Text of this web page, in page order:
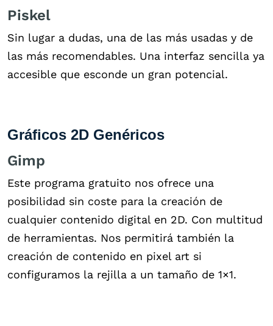
Piskel
Sin lugar a dudas, una de las más usadas y de
las más recomendables. Una interfaz sencilla ya
accesible que esconde un gran potencial.
Gráficos 2D Genéricos
Gimp
Este programa gratuito nos ofrece una
posibilidad sin coste para la creación de
cualquier contenido digital en 2D. Con multitud
de herramientas. Nos permitirá también la
creación de contenido en pixel art si
configuramos la rejilla a un tamaño de 1×1.